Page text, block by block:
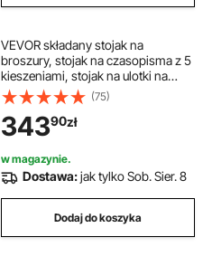
VEVOR składany stojak na
broszury, stojak na czasopisma z 5
kieszeniami, stojak na ulotki na
kółkach, uchwyt na katalogi, stojak
uchylny, stojak na książki, stojak
podłogowy na targi, wystawy
biurowe, wystawy
(75)
34390zł
w magazynie.
Dostawa:jak tylko Sob. Sier. 8
Dodaj do koszyka